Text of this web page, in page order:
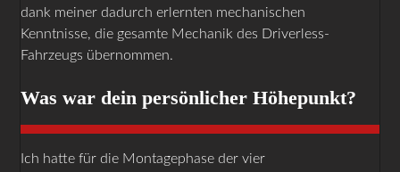
dank meiner dadurch erlernten mechanischen
Kenntnisse, die gesamte Mechanik des Driverless-
Fahrzeugs übernommen.
Was war dein persönlicher Höhepunkt?
Ich hatte für die Montagephase der vier